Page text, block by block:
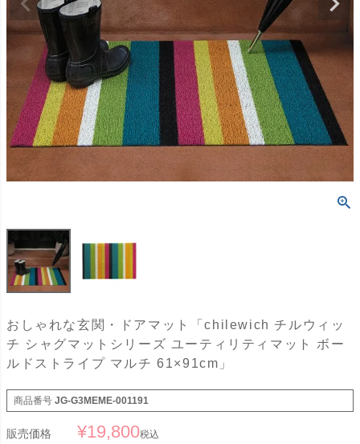
おしゃれな玄関・ドアマット「chilewich チルウィッ
チ シャグマットシリーズ ユーティリティマット ボー
ルドストライプ マルチ 61×91cm」
商品番号 JG-G3MEME-001191
販売価格 ¥19,800税込